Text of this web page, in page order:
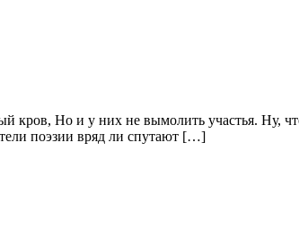
кров, Но и у них не вымолить участья. Ну,
поэзии вряд ли спутают […]